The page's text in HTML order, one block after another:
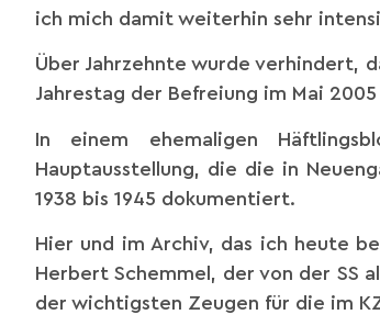
ich mich damit weiterhin sehr
Über Jahrzehnte wurde verhindert,
Jahrestag der Befreiung im Mai
In einem ehemaligen
Hauptausstellung, die die in
1938 bis 1945 dokumentiert.
Hier und im Archiv, das ich heute
Herbert Schemmel, der von der SS
der wichtigsten Zeugen für die im